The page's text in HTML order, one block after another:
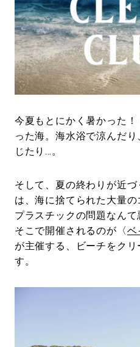
#ととけん #FASHION
#LIFESTYLE #SNEAKER
#SPORTS
今夏もとにかく暑かった
った海。海水浴で涼んだ
じたり…。
そして、夏の終わりが近
は、海に捨てられた大量
プラスチックの問題なんて
そこで開催されるのが〈ベ
が主催する、ビーチをク
す。